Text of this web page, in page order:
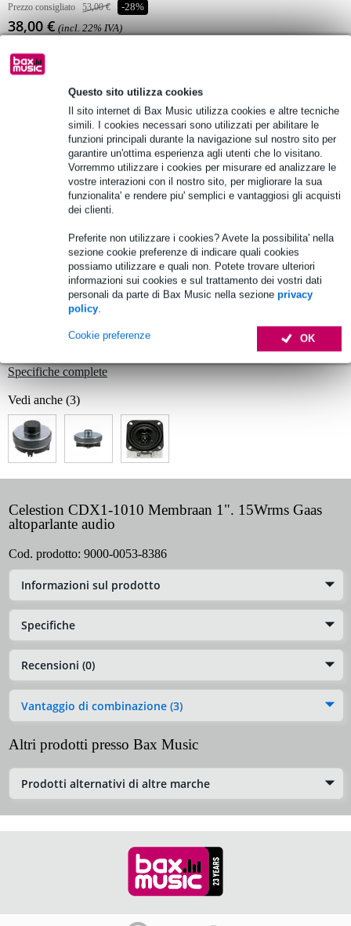
Questo sito utilizza cookies
Il sito internet di Bax Music utilizza cookies e altre tecniche
simili. I cookies necessari sono utilizzati per abilitare le
funzioni principali durante la navigazione sul nostro sito per
garantire un'ottima esperienza agli utenti che lo visitano.
Vorremmo utilizzare i cookies per misurare ed analizzare le
vostre interazioni con il nostro sito, per migliorare la sua
funzionalita' e rendere piu' semplici e vantaggiosi gli acquisti
dei clienti.
Preferite non utilizzare i cookies? Avete la possibilita' nella
sezione cookie preferenze di indicare quali cookies
possiamo utilizzare e quali non. Potete trovare ulteriori
informazioni sui cookies e sul trattamento dei vostri dati
personali da parte di Bax Music nella sezione privacy
policy.
OK
Cookie preferenze
Prezzo consigliato 53,00 € -28%
38,00 € (incl. 22% IVA)
Disponibilità online
settimane
Aggiungi al carrello
Oltre 48.000 articoli disponibili
1.250 marchi leader
Informazioni sul prodotto
Celestion CDX1-1010 Membrana 1". 15Wrms Altoparlante audio
Specifiche complete
Vedi anche (3)
Celestion CDX1-1010 Membraan 1". 15Wrms Gaas
altoparlante audio
Cod. prodotto: 9000-0053-8386
Informazioni sul prodotto
Specifiche
Recensioni (0)
Vantaggio di combinazione (3)
Altri prodotti presso Bax Music
Prodotti alternativi di altre marche